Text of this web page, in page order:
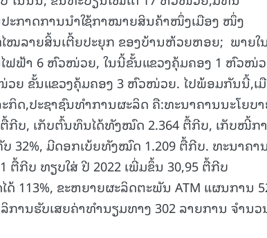
ະກາດການນໍາໃຊ້ກາໝາຍສິນຄ້າໜຶ່ງເມືອງ ໜຶ່ງ
ໝລາຍສິ້ນເຕີ້ຍປະຍຸກ ຂອງບ້ານຫ້ວຍຫອຍ; ພາຍໃນ
ຟຟ້າ 6 ຫົວໜ່ວຍ, ໃນນີ້ຂັ້ນແຂວງຄຸ້ມຄອງ 1 ຫົວໜ່
ຍ ຂັ້ນແຂວງຄຸ້ມຄອງ 3 ຫົວໜ່ວຍ. ໄປພ້ອມກັນນີ້,ເ
ດ,ປະຊາຊົນທໍາການຜະລິດ ຄື:ທະນາຄານນະໂຍບ
ກີບ, ເກັບຕົ້ນທຶນໄດ້ທັງໝົດ 2.364 ຕື້ກີບ, ເກັບໜີ້ກ
32%, ມີດອກເບ້ຍທັງໝົດ 1.209 ຕື້ກີບ. ທະນາຄານ
ກີບ ທຽບໃສ່ ປີ 2022 ເພີ່ມຂຶ້ນ 30,95 ຕື້ກີບ
ດ້ 113%, ຂະຫຍາຍຜະລິດຕະພັນ ATM ແຜນການ
ການຮັບເສຍຄ່າທໍານຽມທາງ 302 ລາຍການ ຈໍານວ